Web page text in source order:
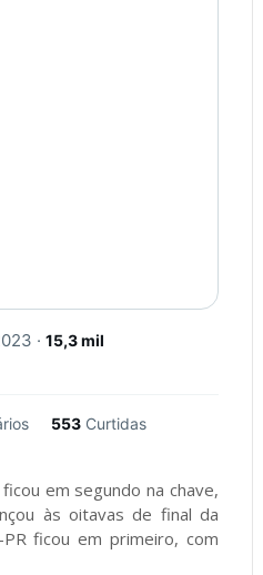
· 15,3 mil
553 Curtidas
em segundo na chave,
às oitavas de final da
ficou em primeiro, com